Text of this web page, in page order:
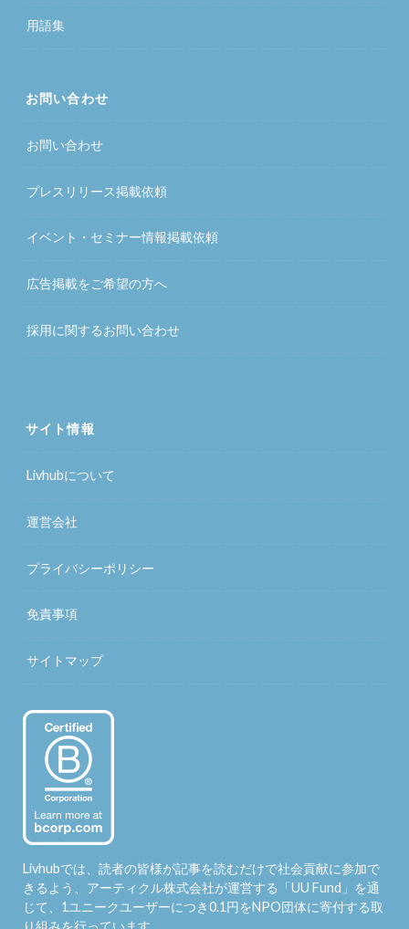
用語集
お問い合わせ
お問い合わせ
プレスリリース掲載依頼
イベント・セミナー情報掲載依頼
広告掲載をご希望の方へ
採用に関するお問い合わせ
サイト情報
Livhubについて
運営会社
プライバシーポリシー
免責事項
サイトマップ
Livhubでは、読者の皆様が記事を読むだけで社会貢献に参加で
きるよう、アーティクル株式会社が運営する「UU Fund 」を通
じて、1ユニークユーザーにつき0.1円をNPO団体に寄付する取
り組みを行っています。